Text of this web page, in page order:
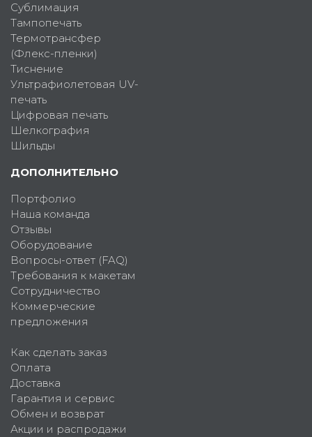
Сублимация
Тампопечать
Термотрансфер
(Флекс-пленки)
Тиснение
Ультрафиолетовая UV-
печать
Цифровая печать
Шелкография
Шильды
ДОПОЛНИТЕЛЬНО
Портфолио
Наша команда
Отзывы
Оборудование
Вопросы-ответ (FAQ)
Требования к макетам
Сотрудничество
Коммерческие
предложения
Как сделать заказ
Оплата
Доставка
Гарантия и сервис
Обмен и возврат
Акции и распродажи